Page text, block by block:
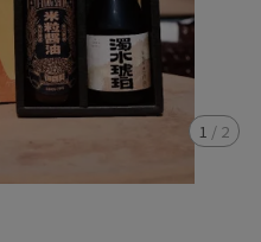
1 / 2